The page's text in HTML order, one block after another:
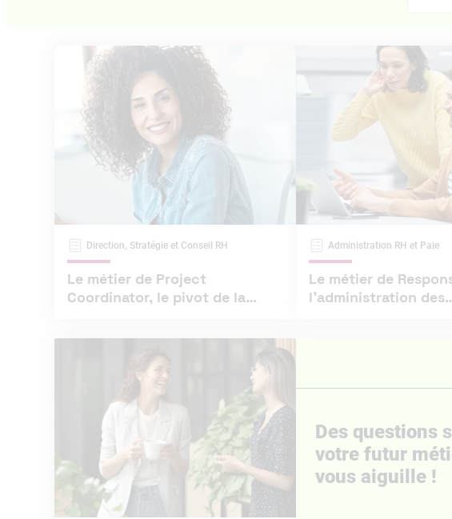
Direction, Stratégie et Conseil RH
Le métier de Project
Coordinator, le pivot de la
Administration RH et Paie
Le métier de
l’administration des
Des questions
votre futur
vous aiguille !